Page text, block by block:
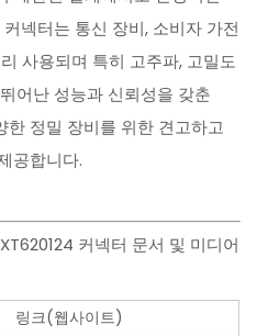
넥터는 통신 장비, 소비자 가전
사용되며 특히 고주파, 고밀도
어난 성능과 신뢰성을 갖춘
정밀 장비를 위한 견고하고
공합니다.
커넥터 문서 및 미디어
링크(웹사이트)